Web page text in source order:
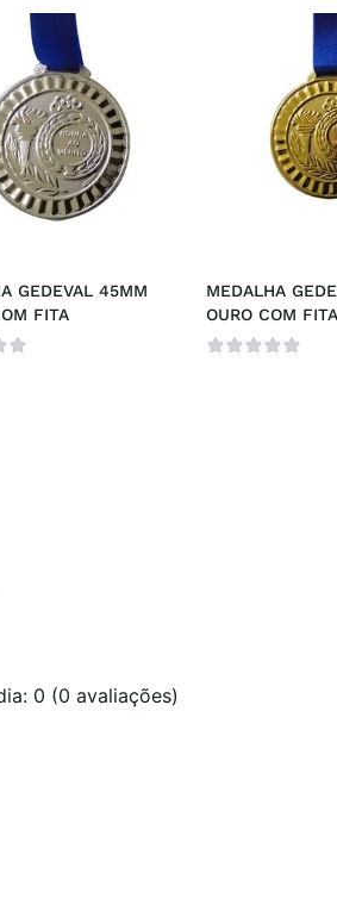
GEDEVAL 45MM
FITA
MEDALHA
OURO COM FITA
0 (0 avaliações)